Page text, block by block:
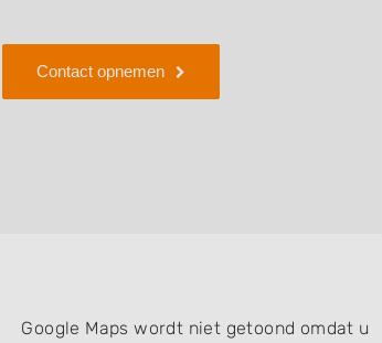
een waarborg voor het feit dat u te
U kunt Koet Tuin- en Boomzorg dus met
of verwijderen van bomen en voor
Contact opnemen
Google Maps wordt niet getoond omdat u